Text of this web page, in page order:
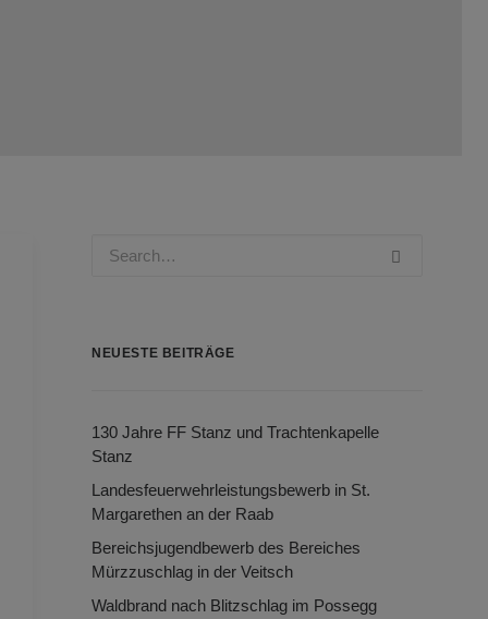
NEUESTE BEITRÄGE
130 Jahre FF Stanz und Trachtenkapelle
Stanz
Landesfeuerwehrleistungsbewerb in St.
Margarethen an der Raab
Bereichsjugendbewerb des Bereiches
Mürzzuschlag in der Veitsch
Waldbrand nach Blitzschlag im Possegg